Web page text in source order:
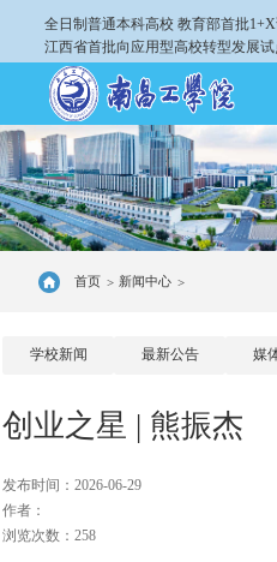
全日制普通本科高校 教育部首批
江西省首批向应用型高校转型发展
首页 > 新闻中心 >
学校新闻 最新公告 媒
创业之星 | 熊振杰
发布时间：2026-06-29
作者：
浏览次数：258